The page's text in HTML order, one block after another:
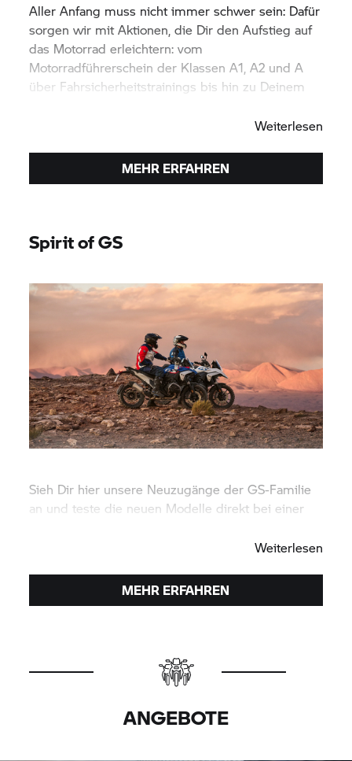
Aller Anfang muss nicht immer schwer sein: Dafür
sorgen wir mit Aktionen, die Dir den Aufstieg auf
das Motorrad erleichtern: vom
Motorradführerschein der Klassen A1, A2 und A
über Fahrsicherheitstrainings bis hin zu Deinem
Weiterlesen
MEHR ERFAHREN
Spirit of GS
Sieh Dir hier unsere Neuzugänge der GS-Familie
an und teste die neuen Modelle direkt bei einer
Weiterlesen
MEHR ERFAHREN
ANGEBOTE